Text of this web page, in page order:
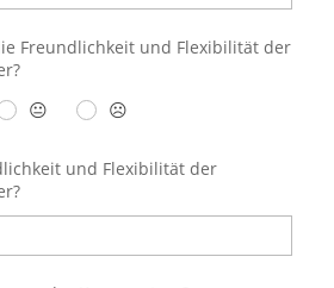
Freundlichkeit und Flexibilität der
😐 ☹️